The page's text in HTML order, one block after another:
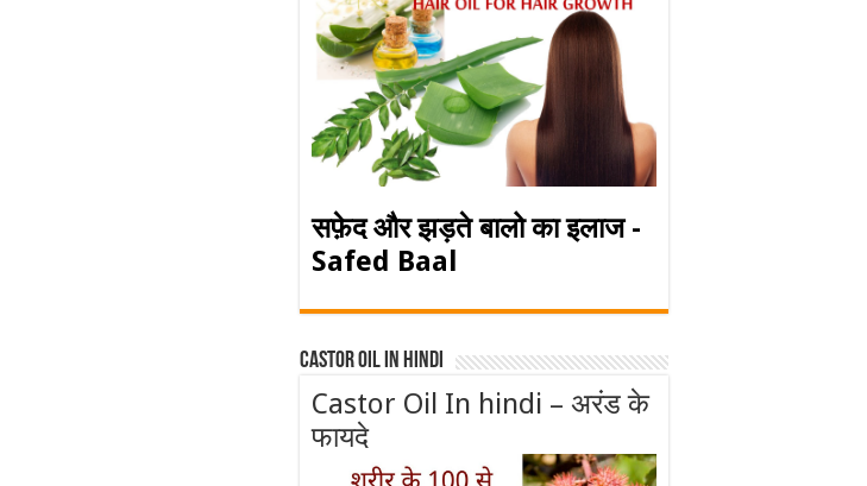
सफ़ेद और झड़ते बालो का इलाज -
Safed Baal
Castor Oil In Hindi
Castor Oil In hindi – अरंड के
फायदे